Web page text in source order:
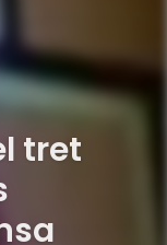
tret